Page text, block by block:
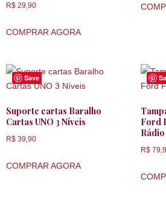
R$ 29,90
COMPRAR AGORA
Save
Suporte cartas Baralho
Cartas UNO 3 Níveis
R$ 39,90
COMPRAR AGORA
Ford
Rádio
R$